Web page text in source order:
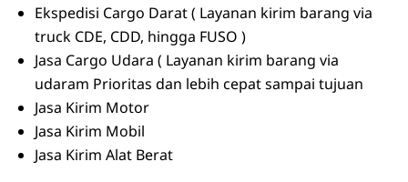
Ekspedisi Cargo Darat ( Layanan kirim barang via
truck CDE, CDD, hingga FUSO )
Jasa Cargo Udara ( Layanan kirim barang via
udaram Prioritas dan lebih cepat sampai tujuan
Jasa Kirim Motor
Jasa Kirim Mobil
Jasa Kirim Alat Berat